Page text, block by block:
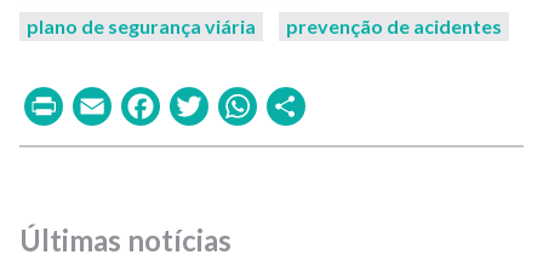
plano de segurança viária
prevenção de acidentes
PrintEmailFacebook
TwitterWhatsApp
Últimas notícias